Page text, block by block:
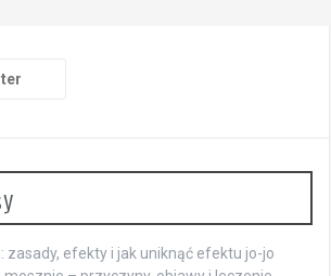
zasady, efekty i jak uniknąć efektu jo-jo